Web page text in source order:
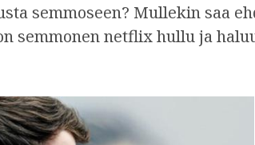
semmoseen? Mullekin saa
semmonen netflix hullu ja